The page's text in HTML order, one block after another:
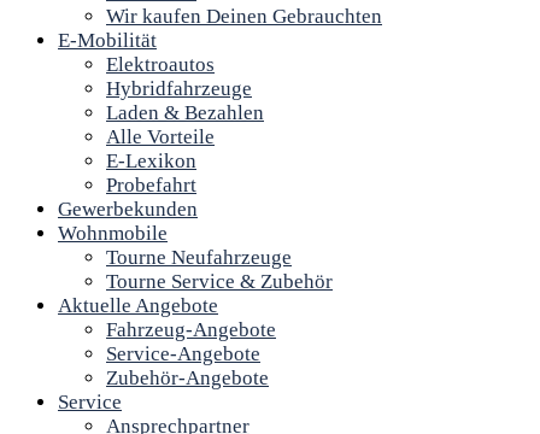
Wir kaufen Deinen Gebrauchten
E-Mobilität
Elektroautos
Hybridfahrzeuge
Laden & Bezahlen
Alle Vorteile
E-Lexikon
Probefahrt
Gewerbekunden
Wohnmobile
Tourne Neufahrzeuge
Tourne Service & Zubehör
Aktuelle Angebote
Fahrzeug-Angebote
Service-Angebote
Zubehör-Angebote
Service
Ansprechpartner